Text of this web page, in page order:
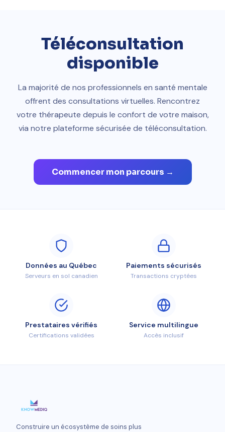
Téléconsultation
disponible
La majorité de nos professionnels en santé mentale
offrent des consultations virtuelles. Rencontrez
votre thérapeute depuis le confort de votre maison,
via notre plateforme sécurisée de téléconsultation.
Commencer mon parcours →
Données au Québec
Serveurs en sol canadien
Paiements sécurisés
Transactions cryptées
Prestataires vérifiés
Certifications validées
Service multilingue
Accès inclusif
Construire un écosystème de soins plus